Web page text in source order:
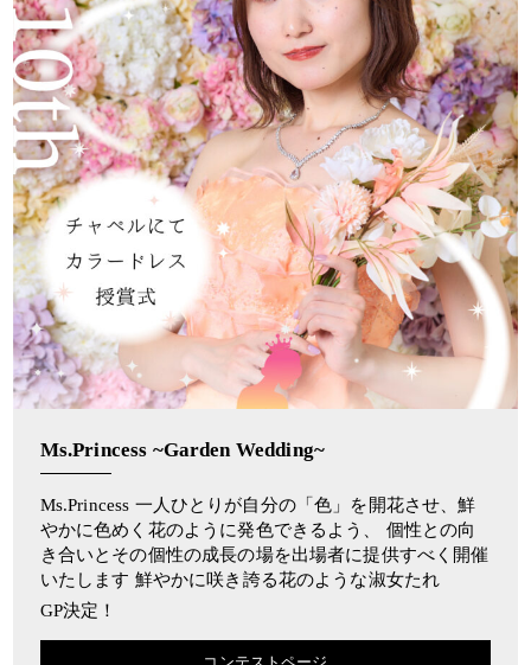
Ms.Princess ~Garden Wedding~
Ms.Princess 一人ひとりが自分の「色」を開花させ、鮮
やかに色めく花のように発色できるよう、 個性との向
き合いとその個性の成長の場を出場者に提供すべく開催
いたします 鮮やかに咲き誇る花のような淑女たれ
GP決定！